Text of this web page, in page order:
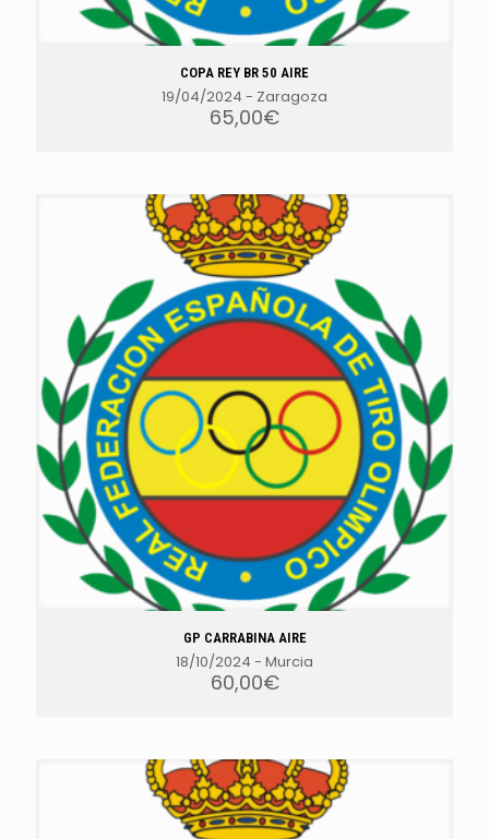
COPA REY BR 50 AIRE
19/04/2024 - Zaragoza
65,00€
GP CARRABINA AIRE
18/10/2024 - Murcia
60,00€